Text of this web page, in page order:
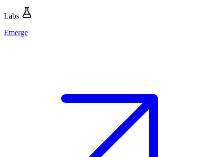
Labs
Emerge